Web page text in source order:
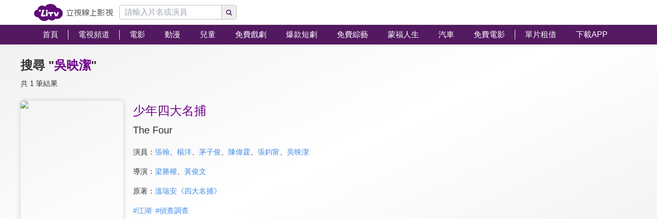
首頁 電視頻道 電影 動漫 兒童 免費戲劇 爆款短劇 免費綜藝 蒙福人生 汽車 免費電影 單片租借 下載APP
搜尋 "吳映潔"
共 1 筆結果
少年四大名捕
The Four
演員： 張翰 楊洋、 茅子俊 陳偉霆 張鈞甯 吳映潔
導演： 梁勝權、 黃俊文
原著： 溫瑞安《四大名捕》
#江湖 #偵查調查